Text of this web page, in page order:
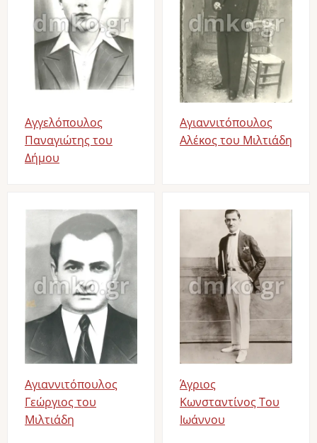
Αγγελόπουλος
Παναγιώτης του
Δήμου
Αγιαννιτόπουλος
Αλέκος του Μιλτιάδη
Αγιαννιτόπουλος
Γεώργιος του
Μιλτιάδη
Άγριος
Κωνσταντίνος Του
Ιωάννου